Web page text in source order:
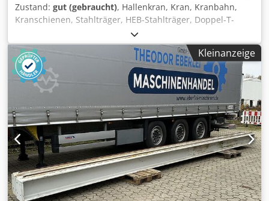
Zustand: gut (gebraucht), Hallenkran, Kran, Kranbahn,
Kranschienen, Stahlträger, HEB-Stahlträger, Doppel-T-
Träger, IPB-Stahlträger -Kranbahn: für Brückenkran, Länge
2x 13400 mm / 2x 7980 mm -Träger: IPB 280, HEB 280 -
Kranschiene: Flacheisen 50 x 30 mm Dwedpsu Inr Aefx Ah
Rja -Maße: siehe Fotos -Abgabe/Preis: paarweise oder
komplett -Gewicht: 1270/720 kg/St. / 3980 kg ges.
Kleinanzeige